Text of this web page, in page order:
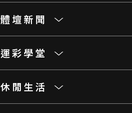
體壇新聞
運彩學堂
休閒生活